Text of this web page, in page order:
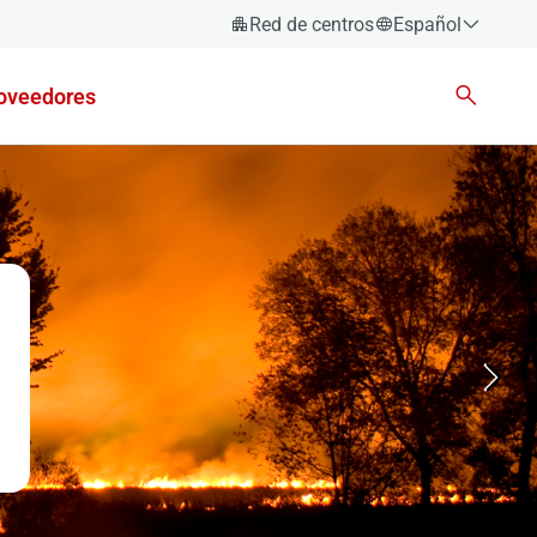
Red de centros
Español
Euskara
Valencià
English